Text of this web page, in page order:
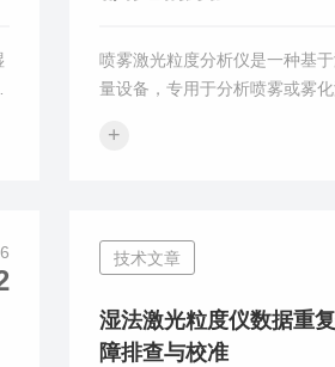
喷雾激光粒度分析仪是一种基
量设备，专用于分析喷雾或雾
散射光的强度和角度分布与颗
特征。以下是喷雾激光粒度分
解析：1.工业喷嘴与雾化器件
核心的应用场景，直接服务于...
+
技术文章
湿法激光粒度仪数据重
障排查与校准